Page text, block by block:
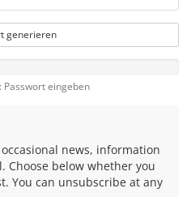
generieren
Passwort eingeben
news, information
Choose below whether you
You can unsubscribe at any